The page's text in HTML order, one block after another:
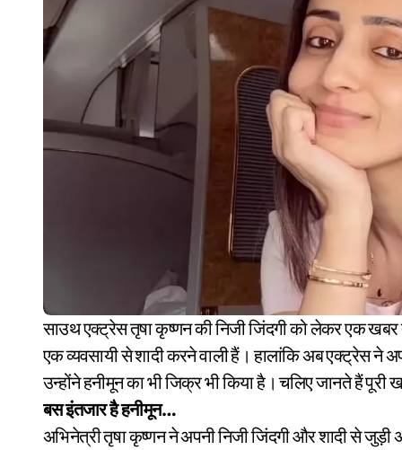
साउथ एक्ट्रेस तृषा कृष्णन की निजी जिंदगी को लेकर एक खबर तेजी से वायरल हो रही है, जिसमें कहा जा रहा है कि वो चंडीगढ़ के
एक व्यवसायी से शादी करने वाली हैं। हालांकि अब एक्ट्रेस ने
उन्होंने हनीमून का भी जिक्र भी किया है। चलिए जानते हैं पूरी
बस इंतजार है हनीमून…
अभिनेत्री तृषा कृष्णन ने अपनी निजी जिंदगी और शादी से